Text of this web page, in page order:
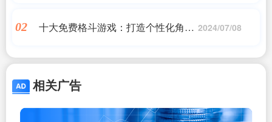
02
十大免费格斗游戏：打造个性化角
2024/07/08
相关广告